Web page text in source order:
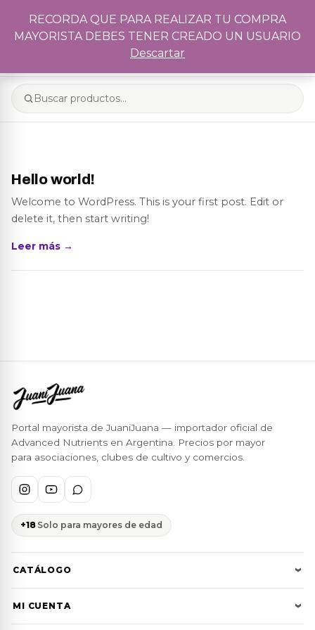
creado un usuario
Hello world!
Welcome to WordPress. This is your first post. Edit or
delete it, then start writing!
Leer más →
Portal mayorista de JuaniJuana — importador oficial de
Advanced Nutrients en Argentina. Precios por mayor
para asociaciones, clubes de cultivo y comercios.
+18 Solo para mayores de edad
CATÁLOGO
Advanced Nutrients
MI CUENTA
RECORDA QUE PARA REALIZAR TU COMPRA
MAYORISTA DEBES TENER CREADO UN USUARIO
Descartar